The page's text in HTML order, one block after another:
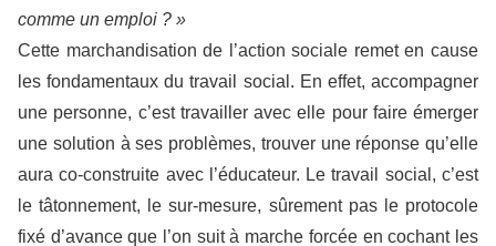
comme un emploi ? »
Cette marchandisation de l’action sociale remet en cause
les fondamentaux du travail social. En effet, accompagner
une personne, c’est travailler avec elle pour faire émerger
une solution à ses problèmes, trouver une réponse qu’elle
aura co-construite avec l’éducateur. Le travail social, c’est
le tâtonnement, le sur-mesure, sûrement pas le protocole
fixé d’avance que l’on suit à marche forcée en cochant les